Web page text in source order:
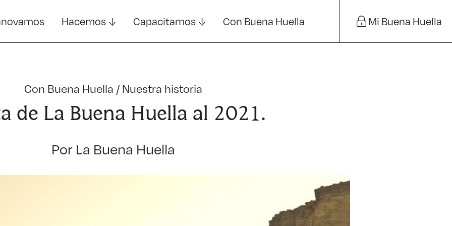
Hacemos Capacitamos Con Buena Huella Mi Buena Huella
Con Buena Huella /Nuestra historia
de La Buena Huella al 2021.
Por La Buena Huella